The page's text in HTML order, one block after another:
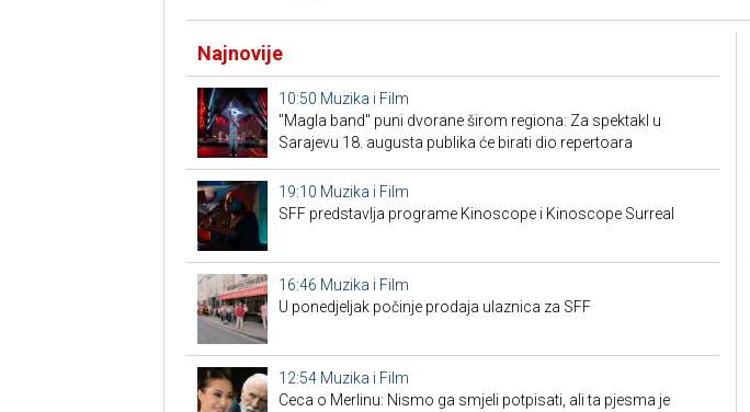
Najnovije
10:50 Muzika i Film
"Magla band" puni dvorane širom regiona: Za spektakl u
Sarajevu 18. augusta publika će birati dio repertoara
19:10 Muzika i Film
SFF predstavlja programe Kinoscope i Kinoscope Surreal
16:46 Muzika i Film
U ponedjeljak počinje prodaja ulaznica za SFF
12:54 Muzika i Film
Ceca o Merlinu: Nismo ga smjeli potpisati, ali ta pjesma je